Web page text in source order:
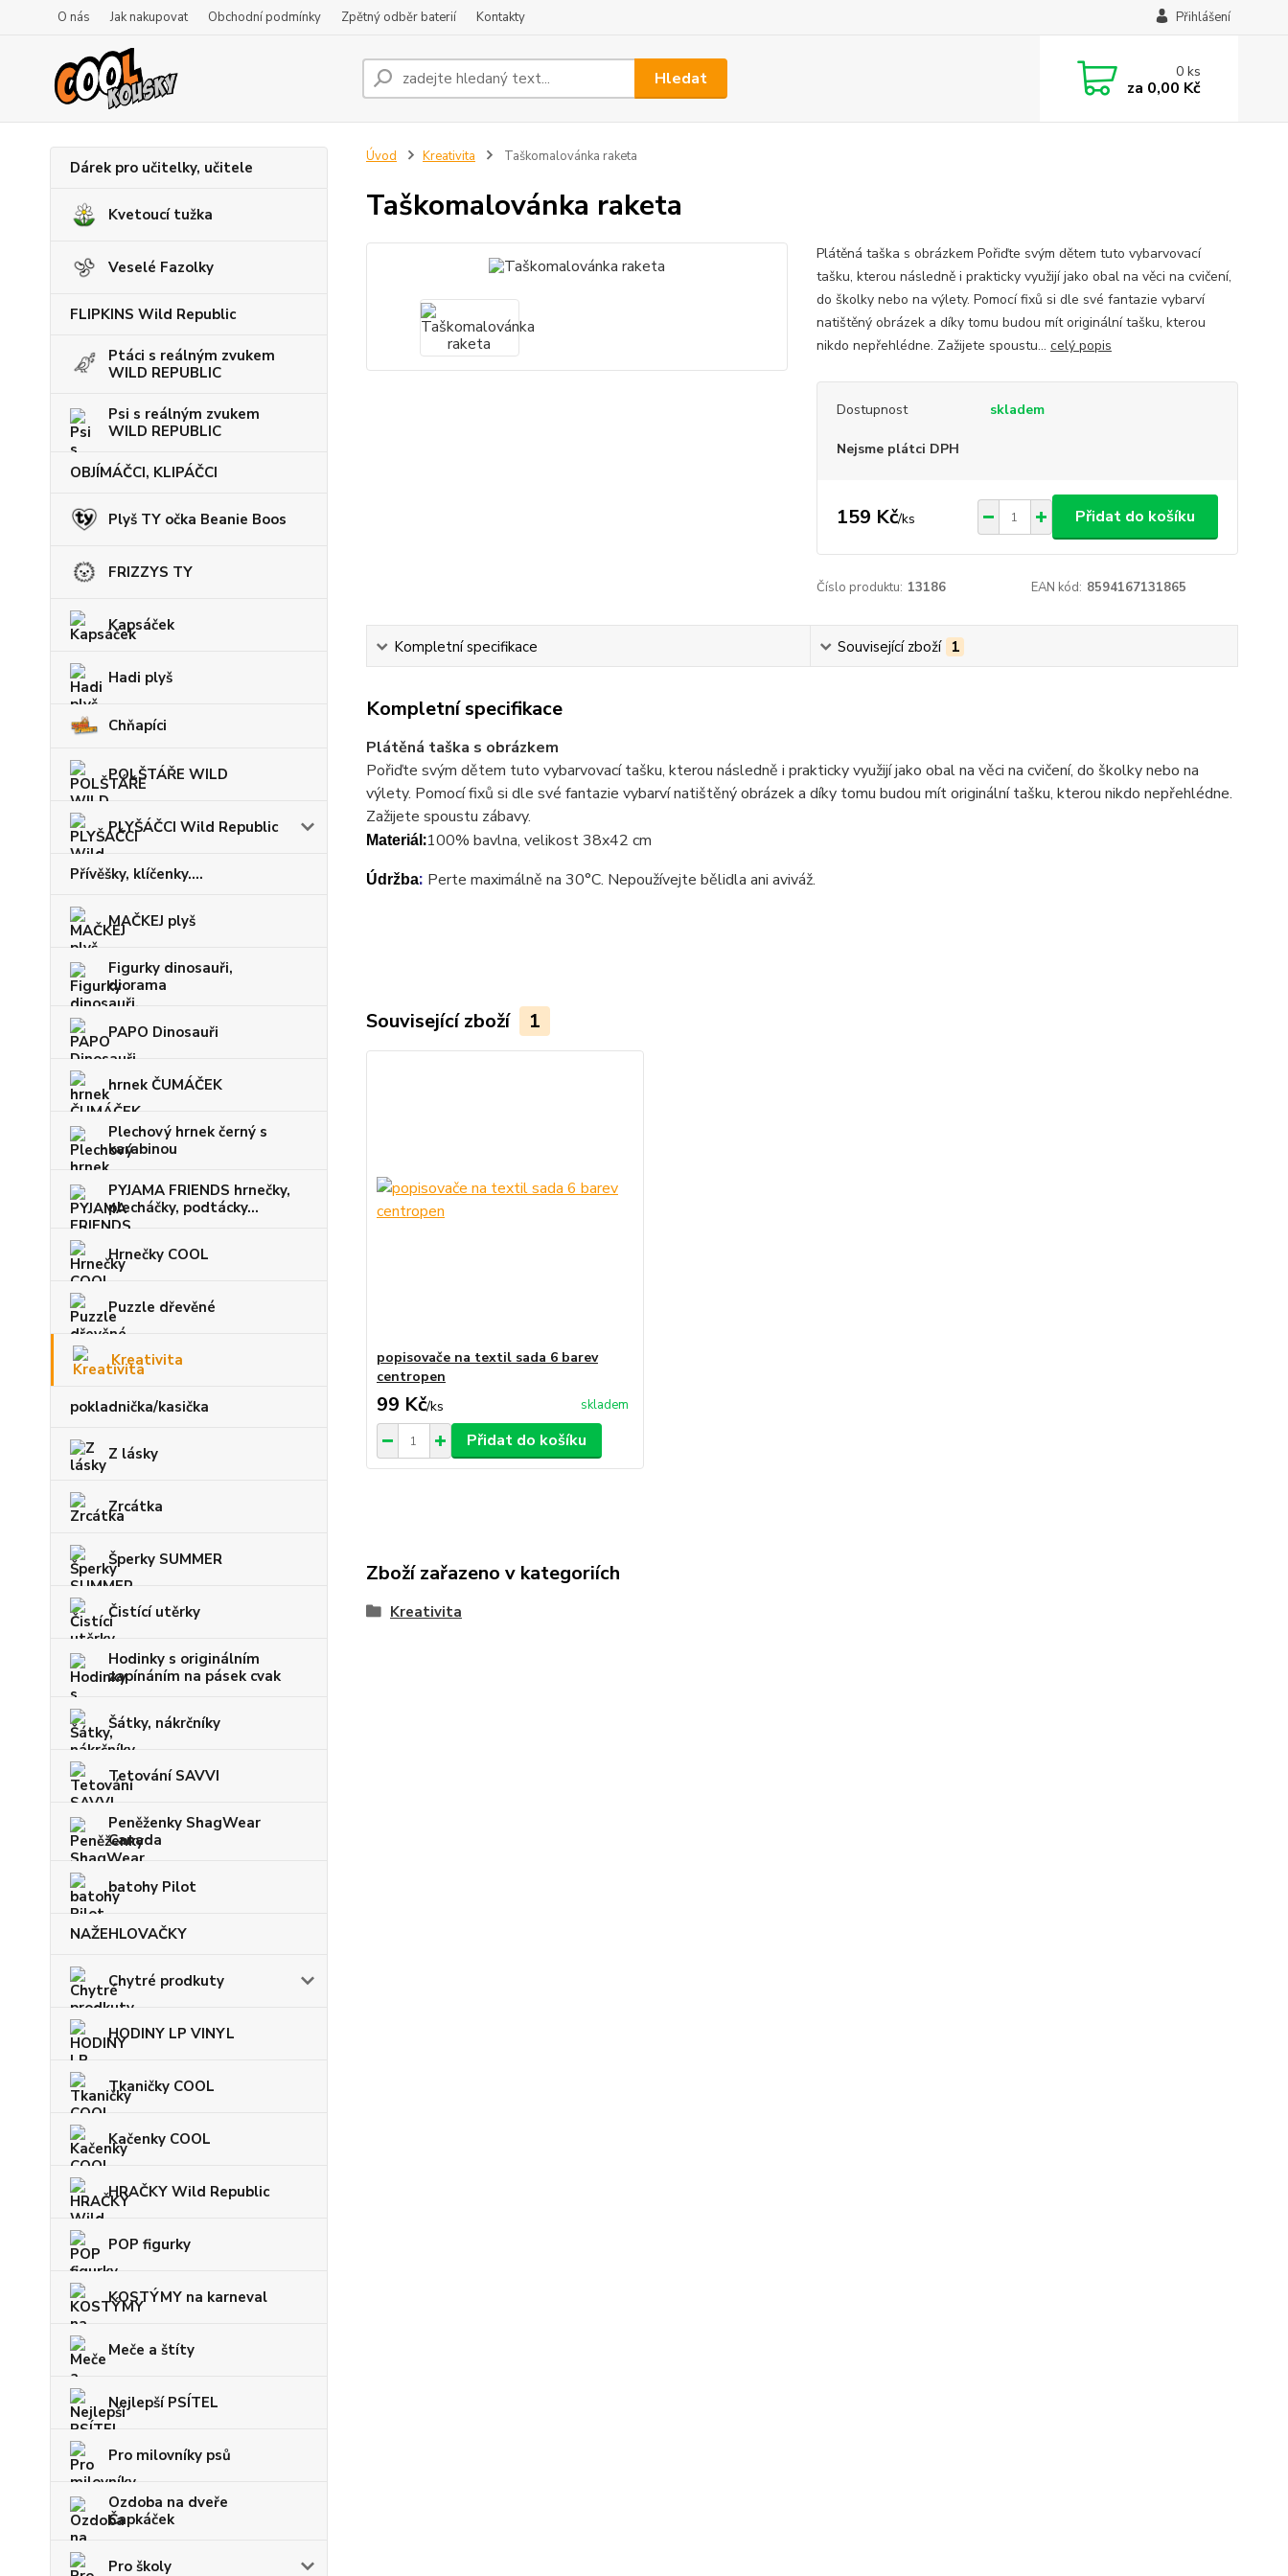
O nás Jak nakupovat Obchodní podmínky Zpětný odběr baterií Kontakty Přihlášení
Hledat 0ks
za 0,00 Kč
Dárek pro učitelky, učitele
Kvetoucí tužka
Veselé Fazolky
FLIPKINS Wild Republic
Ptáci s reálným zvukem
WILD REPUBLIC
Psi s reálným zvukem
WILD REPUBLIC
OBJÍMÁČCI, KLIPÁČCI
Plyš TY očka Beanie Boos
FRIZZYS TY
Kapsáček
Hadi plyš
Chňapíci
POLŠTÁŘE WILD
PLYŠÁČCI Wild Republic
Přívěšky, klíčenky....
MAČKEJ plyš
Figurky dinosauři,
diorama
PAPO Dinosauři
hrnek ČUMÁČEK
Plechový hrnek černý s
karabinou
PYJAMA FRIENDS hrnečky,
plecháčky, podtácky...
Hrnečky COOL
Puzzle dřevěné
Kreativita
pokladnička/kasička
Z lásky
Zrcátka
Šperky SUMMER
Čistící utěrky
Hodinky s originálním
zapínáním na pásek cvak
Šátky, nákrčníky
Tetování SAVVI
Peněženky ShagWear
Canada
batohy Pilot
NAŽEHLOVAČKY
Chytré prodkuty
HODINY LP VINYL
Tkaničky COOL
Kačenky COOL
HRAČKY Wild Republic
POP figurky
KOSTÝMY na karneval
Meče a štíty
Nejlepší PSÍTEL
Pro milovníky psů
Ozdoba na dveře
Čapkáček
Pro školy
Úvod Kreativita Taškomalovánka raketa
Taškomalovánka raketa
Plátěná taška s obrázkem Pořiďte svým dětem tuto vybarvovací
tašku, kterou následně i prakticky využijí jako obal na věci na cvičení,
do školky nebo na výlety. Pomocí fixů si dle své fantazie vybarví
natištěný obrázek a díky tomu budou mít originální tašku, kterou
nikdo nepřehlédne. Zažijete spoustu... celý popis
Dostupnost skladem
Nejsme plátci DPH
159 Kč/ks Přidat do košíku
Číslo produktu: 13186 EAN kód: 8594167131865
Kompletní specifikace Související zboží 1
Kompletní specifikace
Plátěná taška s obrázkem
Pořiďte svým dětem tuto vybarvovací tašku, kterou následně i prakticky využijí jako obal na věci na cvičení, do školky nebo na
výlety. Pomocí fixů si dle své fantazie vybarví natištěný obrázek a díky tomu budou mít originální tašku, kterou nikdo nepřehlédne.
Zažijete spoustu zábavy.
Materiál :100% bavlna, velikost 38x42 cm
Údržba: Perte maximálně na 30°C. Nepoužívejte bělidla ani aviváž.
Související zboží 1
popisovače na textil sada 6 barev
centropen
99 Kč/ks skladem
Přidat do košíku
Zboží zařazeno v kategoriích
Kreativita